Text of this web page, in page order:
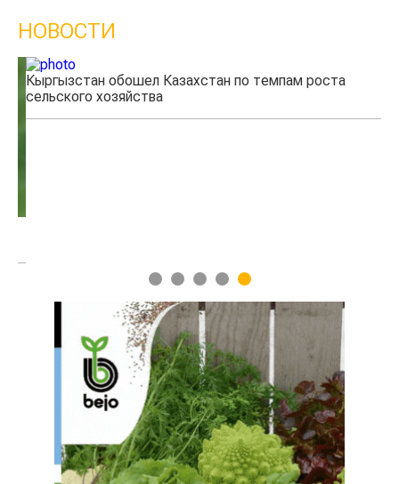
НОВОСТИ
Кыргызстан обошел Казахстан по темпам роста
сельского хозяйства
1 2 3 4 5